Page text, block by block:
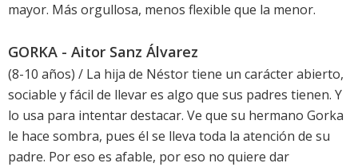
mayor. Más orgullosa, menos flexible que la menor.
GORKA - Aitor Sanz Álvarez
(8-10 años) / La hija de Néstor tiene un carácter abierto,
sociable y fácil de llevar es algo que sus padres tienen. Y
lo usa para intentar destacar. Ve que su hermano Gorka
le hace sombra, pues él se lleva toda la atención de su
padre. Por eso es afable, por eso no quiere dar